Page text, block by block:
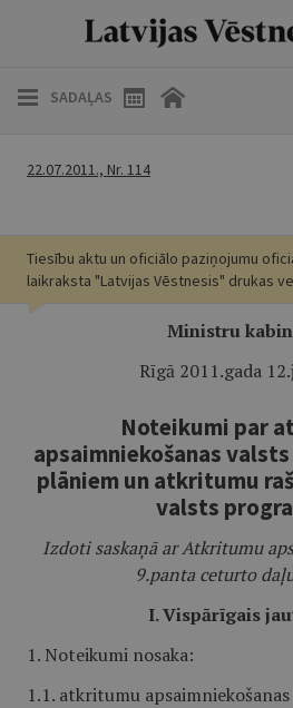
SADAĻAS
22.07.2011., Nr. 114
Tiesību aktu un oficiālo paziņojumu
laikraksta "Latvijas Vēstnesis" drukas
Ministru
Rīgā 2011.gada
Noteikumi par
apsaimniekošanas
plāniem un atkritumu
valsts
Izdoti saskaņā ar Atkritumu
9.panta ceturto
I. Vispārīgais
1. Noteikumi nosaka:
1.1. atkritumu